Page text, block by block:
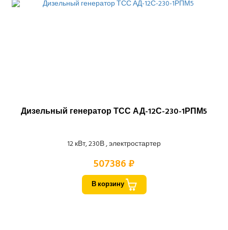
Дизельный генератор ТСС АД-12С-230-1РПМ5
12 кВт, 230В , электростартер
507386 ₽
В корзину